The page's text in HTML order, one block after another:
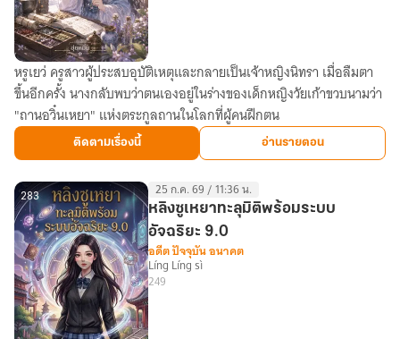
ล้ำ
คุณ
หนู
ห้า
แห่ง
ตระกูล
ถาน
หรูเยว่ ครูสาวผู้ประสบอุบัติเหตุและกลายเป็นเจ้าหญิงนิทรา เมื่อลืมตา
ขึ้นอีกครั้ง นางกลับพบว่าตนเองอยู่ในร่างของเด็กหญิงวัยเก้าขวบนามว่า
"ถานอวิ๋นเหยา" แห่งตระกูลถานในโลกที่ผู้คนฝึกตน
ติดตามเรื่องนี้ อ่านรายตอน
283 25 ก.ค. 69 / 11:36 น.
หลิงซูเหยาทะลุมิติพร้อมระบบ
อัจฉริยะ 9.0
อดีต ปัจจุบัน อนาคต
Líng Líng sì
249